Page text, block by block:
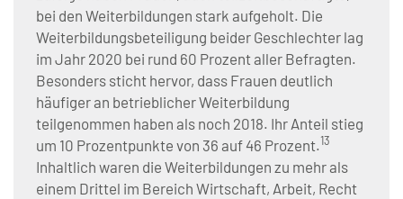
bei den Weiterbildungen stark aufgeholt. Die
Weiterbildungsbeteiligung beider Geschlechter lag
im Jahr 2020 bei rund 60 Prozent aller Befragten.
Besonders sticht hervor, dass Frauen deutlich
häufiger an betrieblicher Weiterbildung
teilgenommen haben als noch 2018. Ihr Anteil stieg
um 10 Prozentpunkte von 36 auf 46 Prozent.13
Inhaltlich waren die Weiterbildungen zu mehr als
einem Drittel im Bereich Wirtschaft, Arbeit, Recht